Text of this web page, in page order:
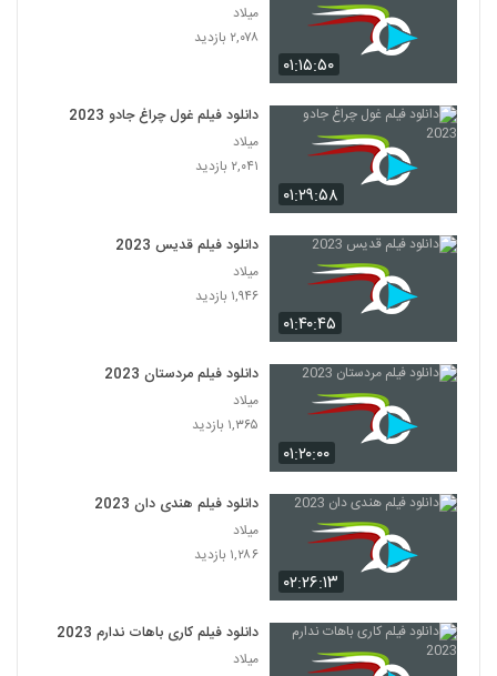
۰۱:۱۵:۵۰
میلاد
۲,۰۷۸ بازدید
۰۱:۲۹:۵۸
دانلود فیلم غول چراغ جادو 2023
میلاد
۲,۰۴۱ بازدید
۰۱:۴۰:۴۵
دانلود فیلم قدیس 2023
میلاد
۱,۹۴۶ بازدید
۰۱:۲۰:۰۰
دانلود فیلم مردستان 2023
میلاد
۱,۳۶۵ بازدید
۰۲:۲۶:۱۳
دانلود فیلم هندی دان 2023
میلاد
۱,۲۸۶ بازدید
دانلود فیلم کاری باهات ندارم 2023
میلاد